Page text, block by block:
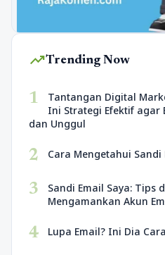
trending_upTrending Now
1
Tantangan Digital
Ini Strategi Efektif agar
dan Unggul
2 Cara Mengetahui Sandi
3
Sandi Email Saya: Tips
Mengamankan Akun
4 Lupa Email? Ini Dia